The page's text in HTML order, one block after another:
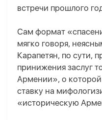
встречи прошлого
Сам формат
мягко говоря,
Карапетян, по сути,
принижения заслуг
Армении», о
ставку на
«историческую